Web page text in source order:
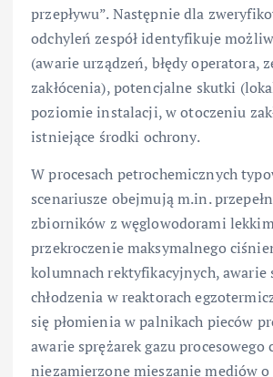
przepływu”. Następnie dla
odchyleń zespół identyfikuje
(awarie urządzeń, błędy operatora,
zakłócenia), potencjalne skutki
poziomie instalacji, w otoczeniu
istniejące środki ochrony.
W procesach petrochemicznych
scenariusze obejmują m.in.
zbiorników z węglowodorami
przekroczenie maksymalnego
kolumnach rektyfikacyjnych, awarie
chłodzenia w reaktorach
się płomienia w palnikach pieców
awarie sprężarek gazu procesowego
niezamierzone mieszanie mediów